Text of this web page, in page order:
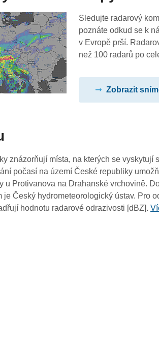
Sledujte radarový
poznáte odkud se k
v Evropě prší.
než 100 radarů po
Zobrazit
znázorňují místa, na kterých se vyskytují
počasí na území České republiky
u Protivanova na Drahanské vrchovině.
je Český hydrometeorologický ústav. Pro
hodnotu radarové odrazivosti [dBZ].